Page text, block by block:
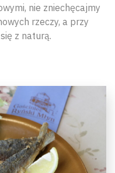
nie zniechęcajmy
rzeczy, a przy
z naturą.